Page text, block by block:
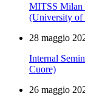
MITSS Milan
(University of
28 maggio
Internal
Cuore)
26 maggio